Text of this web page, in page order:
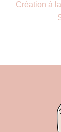
Création à